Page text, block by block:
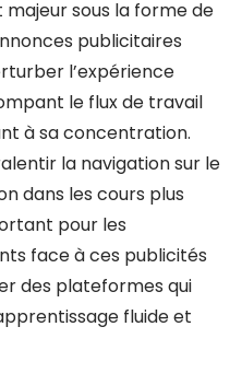
sous la forme de
publicitaires
l’expérience
le flux de travail
à sa concentration.
la navigation sur le
dans les cours plus
pour les
face à ces publicités
des plateformes qui
fluide et